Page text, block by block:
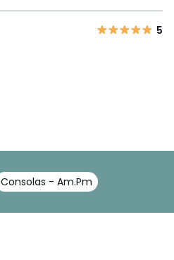
5
Consolas - Am.Pm